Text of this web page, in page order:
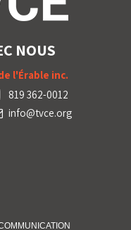
NOUS
l'Érable inc.
819 362-0012
info@tvce.org